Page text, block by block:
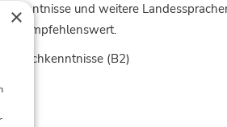
und weitere
empfehlenswert.
Englischkenntnisse (B2)
×